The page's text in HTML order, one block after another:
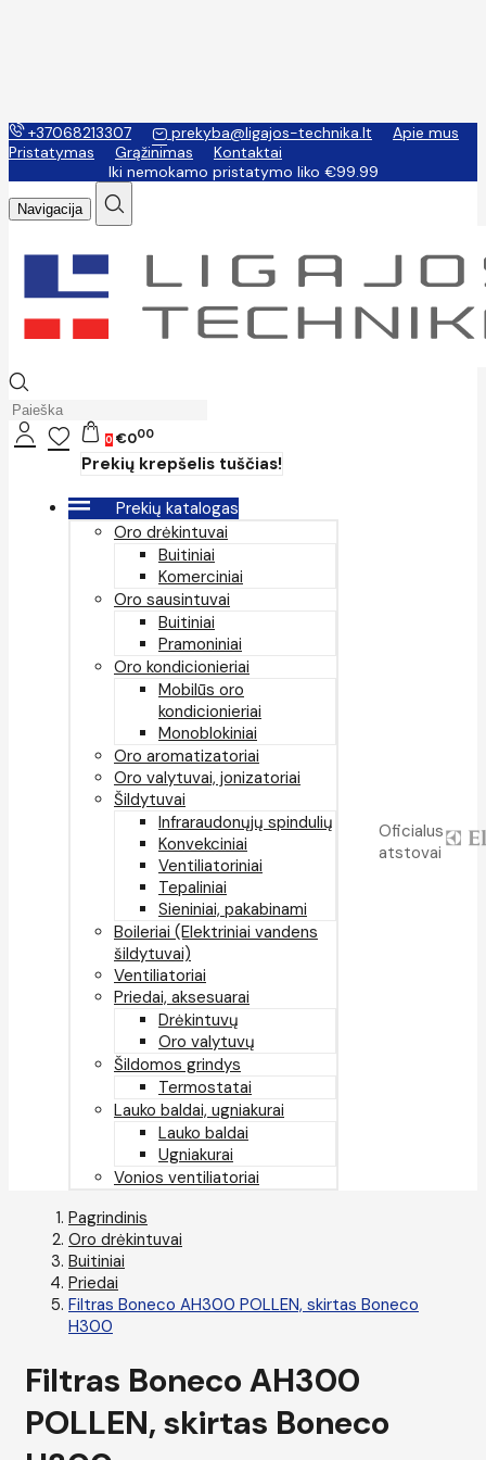
+37068213307 prekyba@ligajos-technika.lt
Apie mus
Pristatymas
Grąžinimas
Kontaktai
Iki nemokamo pristatymo liko €99.99
Navigacija
0 €000
Prekių krepšelis tuščias!
Prekių katalogas
Oro drėkintuvai
Buitiniai
Komerciniai
Oro sausintuvai
Buitiniai
Pramoniniai
Oro kondicionieriai
Mobilūs oro
kondicionieriai
Monoblokiniai
Oro aromatizatoriai
Oro valytuvai, jonizatoriai
Šildytuvai
Infraraudonųjų spindulių
Konvekciniai
Ventiliatoriniai
Tepaliniai
Sieniniai, pakabinami
Boileriai (Elektriniai vandens
šildytuvai)
Ventiliatoriai
Priedai, aksesuarai
Drėkintuvų
Oro valytuvų
Šildomos grindys
Termostatai
Lauko baldai, ugniakurai
Lauko baldai
Ugniakurai
Vonios ventiliatoriai
Oficialus
atstovai
Pagrindinis
Oro drėkintuvai
Buitiniai
Priedai
Filtras Boneco AH300 POLLEN, skirtas Boneco
H300
Filtras Boneco AH300
POLLEN, skirtas Boneco